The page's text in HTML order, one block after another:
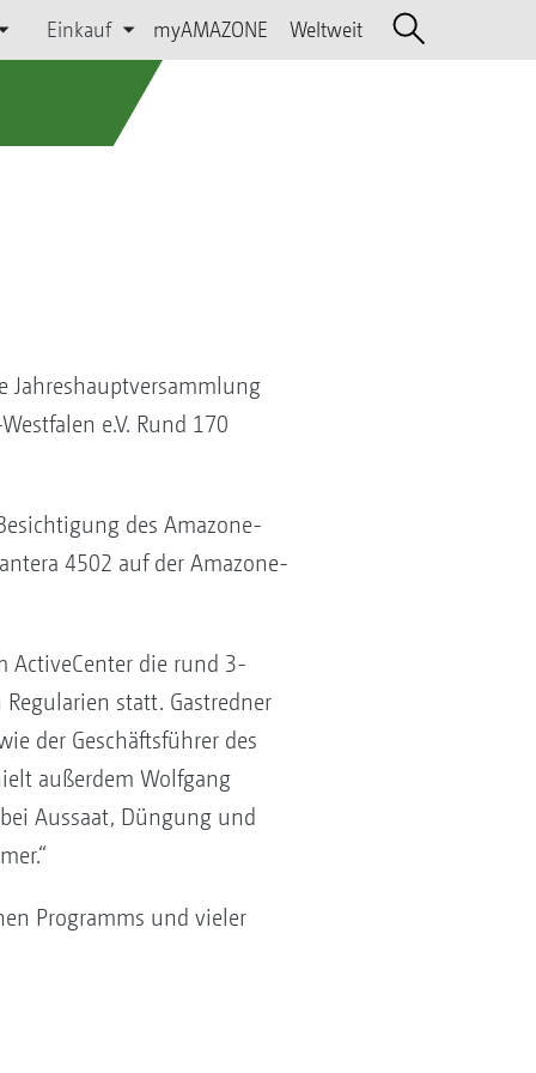
Einkauf myAMAZONE Weltweit
Jahreshauptversammlung
e.V. Rund 170
des Amazone-
4502 auf der Amazone-
ActiveCenter die rund 3-
statt. Gastredner
der Geschäftsführer des
außerdem Wolfgang
Aussaat, Düngung und
Programms und vieler